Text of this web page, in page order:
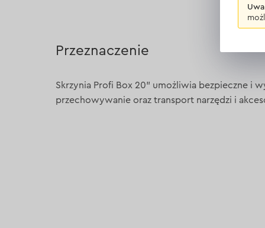
Przeznaczenie
Skrzynia Profi Box 20" umożliwia bezpieczne i
przechowywanie oraz transport narzędzi i